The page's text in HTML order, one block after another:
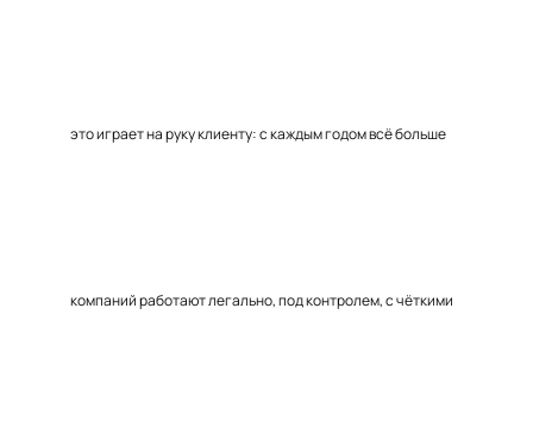
это играет на руку клиенту: с каждым годом всё больше
компаний работают легально, под контролем, с чёткими